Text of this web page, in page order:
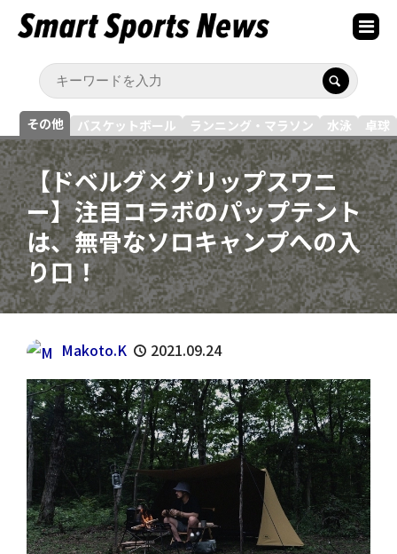
その他 バスケットボール ランニング・マラソン 水泳 卓球
【ドベルグ×グリップスワニ
ー】注目コラボのパップテント
は、無骨なソロキャンプへの入
り口！
Makoto.K 2021.09.24